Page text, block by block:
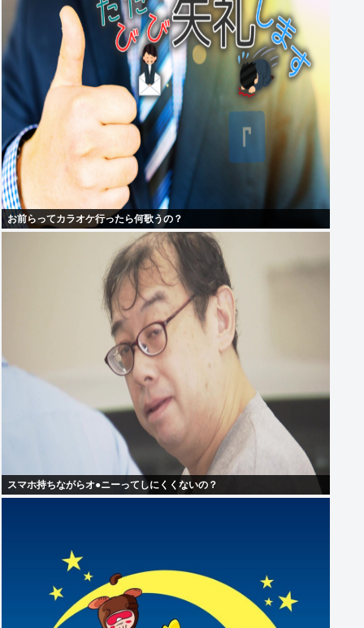
お前らってカラオケ行ったら何歌うの？
スマホ持ちながらオ●ニーってしにくくないの？